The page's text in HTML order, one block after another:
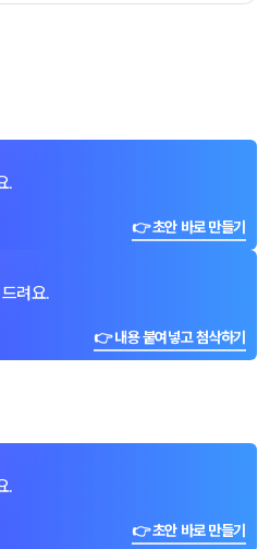
.
👉 초안 바로 만들기
려요.
👉 내용 붙여넣고 첨삭하기
.
👉 초안 바로 만들기